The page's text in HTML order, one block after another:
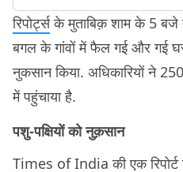
रिपोर्ट्सके मुताबिक़ शाम के 5
बगल के गांवों में फैल गई और गई घर
नुकसान किया. अधिकारियों ने
में पहुंचाया है.
पशु-पक्षियों को नुक़सान
Times of India की एक